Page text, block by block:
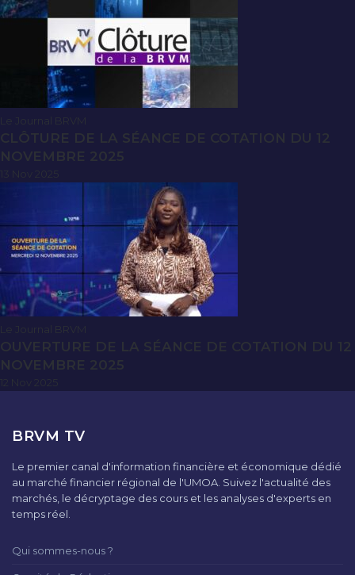
Le Journal BRVM
CLÔTURE DE LA SÉANCE DE COTATION DU 12
NOVEMBRE 2025
Le Journal BRVM
OUVERTURE DE LA SÉANCE DE COTATION DU 12
NOVEMBRE 2025
BRVM TV
Le premier canal d'information financière et économique dédié
au marché financier régional de l'UMOA. Suivez l'actualité des
marchés, le décryptage des cours et les analyses d'experts en
temps réel.
Qui sommes-nous ?